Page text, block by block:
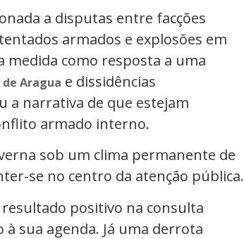
a disputas entre facções
armados e explosões em
medida como resposta a uma
Aragua e dissidências
a narrativa de que estejam
armado interno.
sob um clima permanente de
se no centro da atenção pública.
positivo na consulta
sua agenda. Já uma derrota